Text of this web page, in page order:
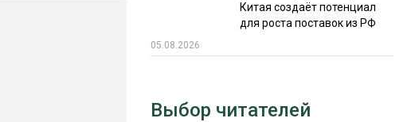
Китая создаёт потенциал
для роста поставок из РФ
05.08.2026
Выбор читателей